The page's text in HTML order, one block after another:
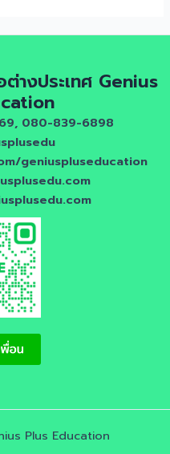
างประเทศ Genius
080-839-6898
geniuspluseducation
Plus Education